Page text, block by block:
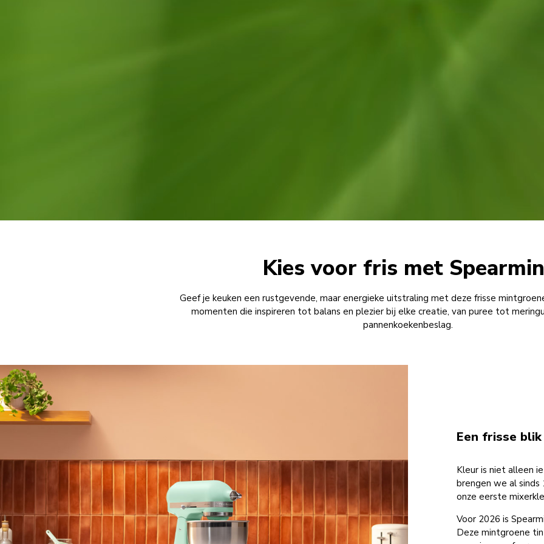
Kies voor fris met
Geef je keuken een rustgevende, maar energieke uitstraling met deze frisse
momenten die inspireren tot balans en plezier bij elke creatie, van puree tot
pannenkoekenbeslag.
Een frisse
Kleur is niet alleen
brengen we al
onze eerste
Voor 2026 is
Deze mintgroene